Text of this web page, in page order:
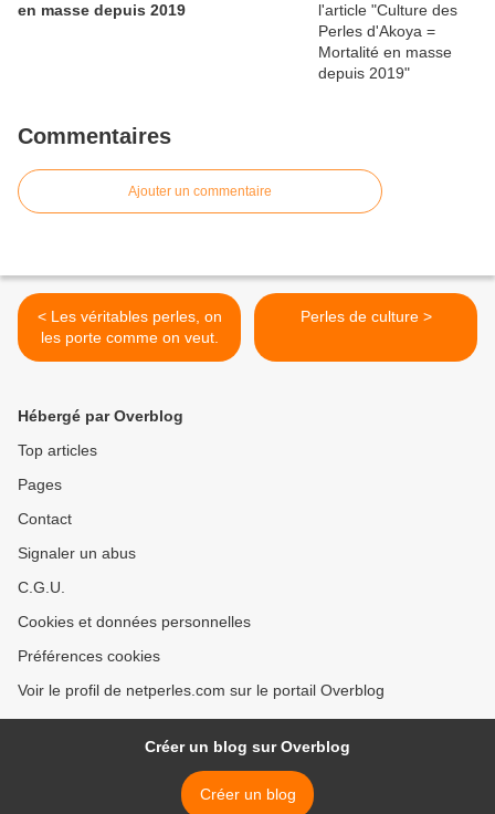
en masse depuis 2019
Commentaires
Ajouter un commentaire
< Les véritables perles, on
les porte comme on veut.
Perles de culture >
Hébergé par Overblog
Top articles
Pages
Contact
Signaler un abus
C.G.U.
Cookies et données personnelles
Préférences cookies
Voir le profil de netperles.com sur le portail Overblog
Créer un blog sur Overblog
Créer un blog